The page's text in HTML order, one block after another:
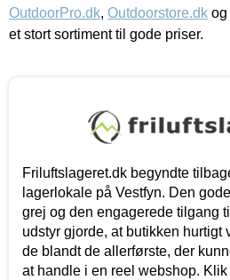
OutdoorPro.dk, Outdoorstore.dk og
et stort sortiment til gode priser.
Friluftslageret.dk begyndte
lagerlokale på Vestfyn. Den
grej og den engagerede tilgang
udstyr gjorde, at butikken hurtigt
de blandt de allerførste, der
at handle i en reel webshop.